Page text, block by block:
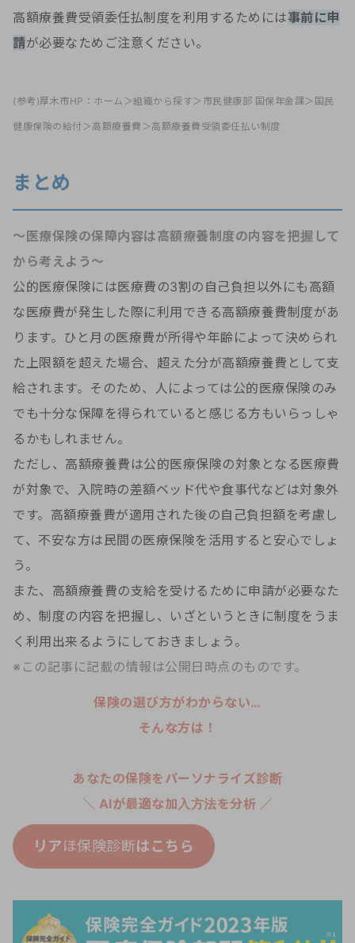
高額療養費受領委任払制度を利用するためには事前に申
請が必要なためご注意ください。
(参考)厚木市HP：ホーム＞組織から探す＞市民健康部 国保年金課＞国民
健康保険の給付＞高額療養費＞高額療養費受領委任払い制度
まとめ
～医療保険の保障内容は高額療養制度の内容を把握して
から考えよう～
公的医療保険には医療費の3割の自己負担以外にも高額
な医療費が発生した際に利用できる高額療養費制度があ
ります。ひと月の医療費が所得や年齢によって決められ
た上限額を超えた場合、超えた分が高額療養費として支
給されます。そのため、人によっては公的医療保険のみ
でも十分な保障を得られていると感じる方もいらっしゃ
るかもしれません。
ただし、高額療養費は公的医療保険の対象となる医療費
が対象で、入院時の差額ベッド代や食事代などは対象外
です。高額療養費が適用された後の自己負担額を考慮し
て、不安な方は民間の医療保険を活用すると安心でしょ
う。
また、高額療養費の支給を受けるために申請が必要なた
め、制度の内容を把握し、いざというときに制度をうま
く利用出来るようにしておきましょう。
※この記事に記載の情報は公開日時点のものです。
保険の選び方がわからない…
そんな方は！
あなたの保険をパーソナライズ診断
＼ AIが最適な加入方法を分析 ／
リアほ保険診断はこちら